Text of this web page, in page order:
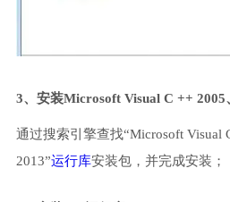
3、安装Microsoft Visual C ++ 2005
通过搜索引擎查找“Microsoft Visual
2013”运行库安装包，并完成安装；